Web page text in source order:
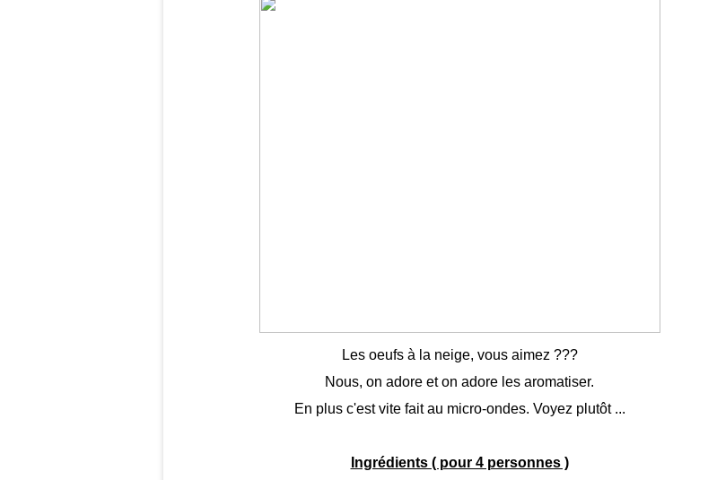
Les oeufs à la neige, vous aimez ???
Nous, on adore et on adore les aromatiser.
En plus c'est vite fait au micro-ondes. Voyez plutôt ...
Ingrédients ( pour 4 personnes )